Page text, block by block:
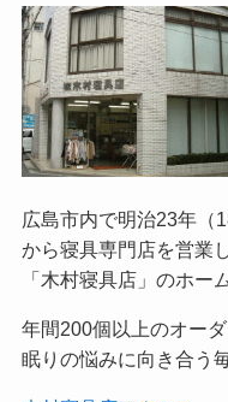
広島市内で明治23年（
から寝具専門店を営業
「木村寝具店」のホー
年間200個以上のオー
眠りの悩みに向き合う